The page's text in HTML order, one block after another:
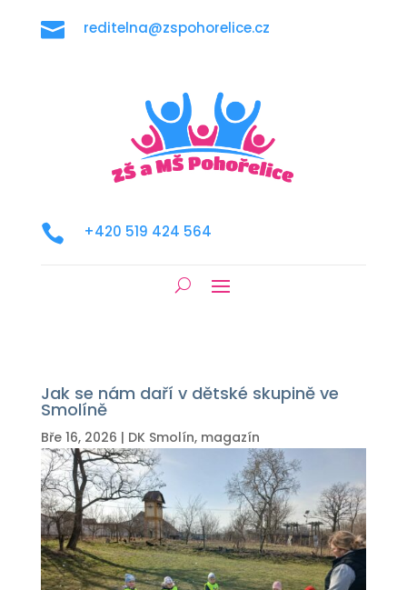
 reditelna@zspohorelice.cz
 +420 519 424 564
Jak se nám daří v dětské skupině ve
Smolíně
Bře 16, 2026 | DK Smolín, magazín